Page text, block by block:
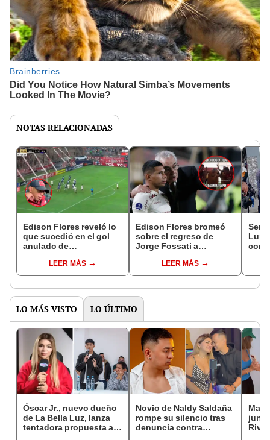
NOTAS RELACIONADAS
Edison Flores reveló lo
que sucedió en el gol
anulado de
bandera ya la tenía
arriba"
LEER MÁS
Edison Flores bromeó
sobre el regreso de
Jorge Fossati a
recibiéndolo luego de
cambiarnos por Perú”
LEER MÁS
con
LO MÁS VISTO LO ÚLTIMO
Óscar Jr., nuevo dueño
de La Bella Luz, lanza
tentadora propuesta a
Novio de Naldy Saldaña
rompe su silencio tras
denuncia contra